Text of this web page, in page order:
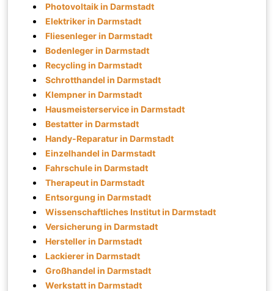
Photovoltaik in Darmstadt
Elektriker in Darmstadt
Fliesenleger in Darmstadt
Bodenleger in Darmstadt
Recycling in Darmstadt
Schrotthandel in Darmstadt
Klempner in Darmstadt
Hausmeisterservice in Darmstadt
Bestatter in Darmstadt
Handy-Reparatur in Darmstadt
Einzelhandel in Darmstadt
Fahrschule in Darmstadt
Therapeut in Darmstadt
Entsorgung in Darmstadt
Wissenschaftliches Institut in Darmstadt
Versicherung in Darmstadt
Hersteller in Darmstadt
Lackierer in Darmstadt
Großhandel in Darmstadt
Werkstatt in Darmstadt